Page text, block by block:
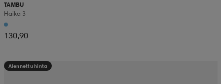
TAMBU
Haika 3
130,90
Alennettu hinta